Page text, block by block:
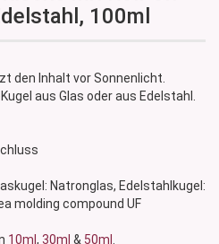
100ml
den Inhalt vor Sonnenlicht.
aus Glas oder aus Edelstahl.
Natronglas, Edelstahlkugel:
molding compound UF
10ml , 30ml & 50ml .